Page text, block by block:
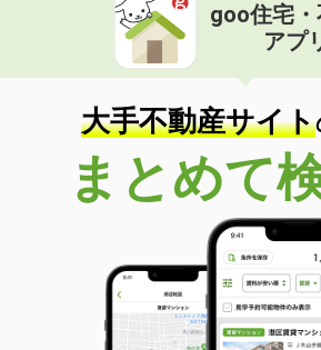
goo住宅
アプ
大手不動産サイト
まとめて